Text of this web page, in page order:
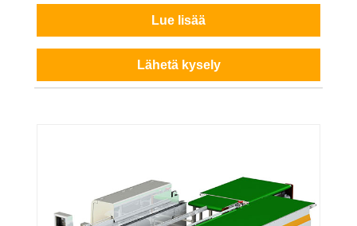
Lue lisää
Lähetä kysely